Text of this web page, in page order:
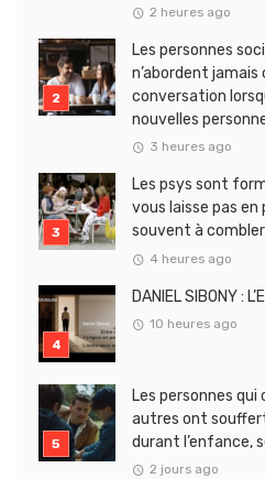
2 heures ago
Les personnes
n’abordent jamais
conversation
nouvelles
3 heures ago
Les psys sont
vous laisse pas en
souvent à
4 heures ago
DANIEL SIBONY :
10 heures ago
Les personnes qui
autres ont
durant l’enfance,
2 jours ago